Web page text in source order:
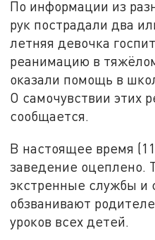
По информации из
рук пострадали два
летняя девочка
реанимацию в
оказали помощь в
О самочувствии этих
сообщается.
В настоящее время
заведение оцеплено.
экстренные службы и
обзванивают
уроков всех детей.